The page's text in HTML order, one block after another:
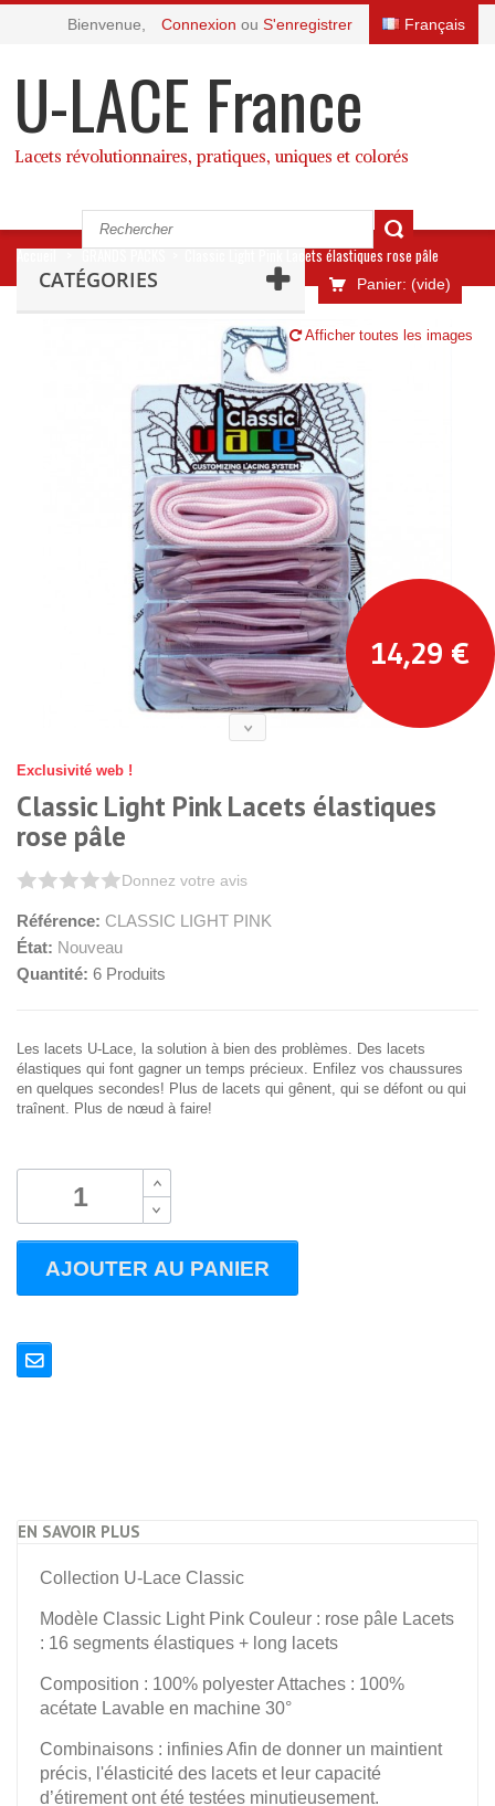
Français
Bienvenue, Connexion ou S'enregistrer
U-LACE France
Lacets révolutionnaires, pratiques, uniques et colorés
Panier: (vide)
CATÉGORIES
Accueil > GRANDS PACKS > Classic Light Pink Lacets élastiques rose pâle
14,29 €
Afficher toutes les images
Exclusivité web !
Classic Light Pink Lacets élastiques
rose pâle
Donnez votre avis
Référence: CLASSIC LIGHT PINK
État: Nouveau
Quantité: 6 Produits
Les lacets U-Lace, la solution à bien des problèmes. Des lacets
élastiques qui font gagner un temps précieux. Enfilez vos chaussures
en quelques secondes! Plus de lacets qui gênent, qui se défont ou qui
traînent. Plus de nœud à faire!
B
B
AJOUTER AU PANIER
EN SAVOIR PLUS
Collection U-Lace Classic
Modèle Classic Light Pink Couleur : rose pâle Lacets
: 16 segments élastiques + long lacets
Composition : 100% polyester Attaches : 100%
acétate Lavable en machine 30°
Combinaisons : infinies Afin de donner un maintient
précis, l'élasticité des lacets et leur capacité
d’étirement ont été testées minutieusement.